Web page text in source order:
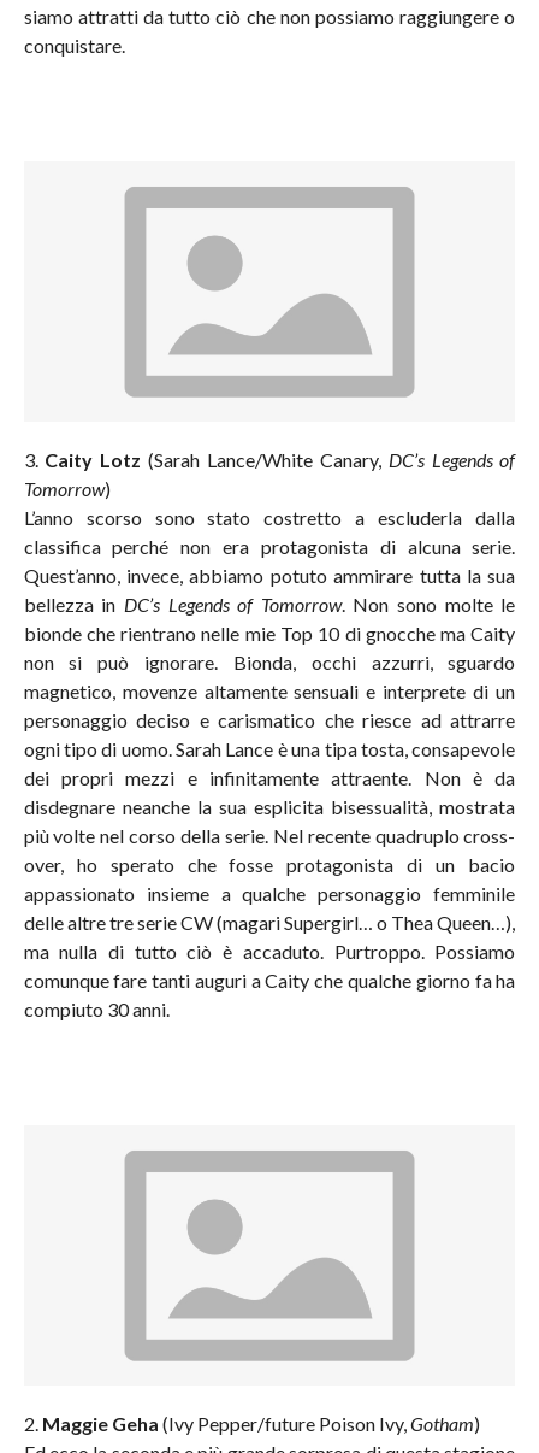
siamo attratti da tutto ciò che non possiamo raggiungere o
conquistare.
3. Caity Lotz (Sarah Lance/White Canary, DC’s Legends of
Tomorrow)
L’anno scorso sono stato costretto a escluderla dalla
classifica perché non era protagonista di alcuna serie.
Quest’anno, invece, abbiamo potuto ammirare tutta la sua
bellezza in DC’s Legends of Tomorrow. Non sono molte le
bionde che rientrano nelle mie Top 10 di gnocche ma Caity
non si può ignorare. Bionda, occhi azzurri, sguardo
magnetico, movenze altamente sensuali e interprete di un
personaggio deciso e carismatico che riesce ad attrarre
ogni tipo di uomo. Sarah Lance è una tipa tosta, consapevole
dei propri mezzi e infinitamente attraente. Non è da
disdegnare neanche la sua esplicita bisessualità, mostrata
più volte nel corso della serie. Nel recente quadruplo cross-
over, ho sperato che fosse protagonista di un bacio
appassionato insieme a qualche personaggio femminile
delle altre tre serie CW (magari Supergirl… o Thea Queen…),
ma nulla di tutto ciò è accaduto. Purtroppo. Possiamo
comunque fare tanti auguri a Caity che qualche giorno fa ha
compiuto 30 anni.
2. Maggie Geha (Ivy Pepper/future Poison Ivy,Gotham)